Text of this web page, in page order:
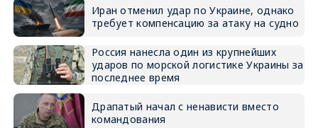
Иран отменил удар по Украине, однако
требует компенсацию за атаку на судно
Россия нанесла один из крупнейших
ударов по морской логистике Украины за
последнее время
Драпатый начал с ненависти вместо
командования